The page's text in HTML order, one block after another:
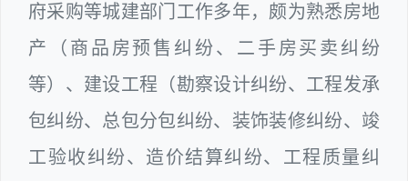
府采购等城建部门工作多年，颇为熟悉房地
产（商品房预售纠纷、二手房买卖纠纷
等）、建设工程（勘察设计纠纷、工程发承
包纠纷、总包分包纠纷、装饰装修纠纷、竣
工验收纠纷、造价结算纠纷、工程质量纠